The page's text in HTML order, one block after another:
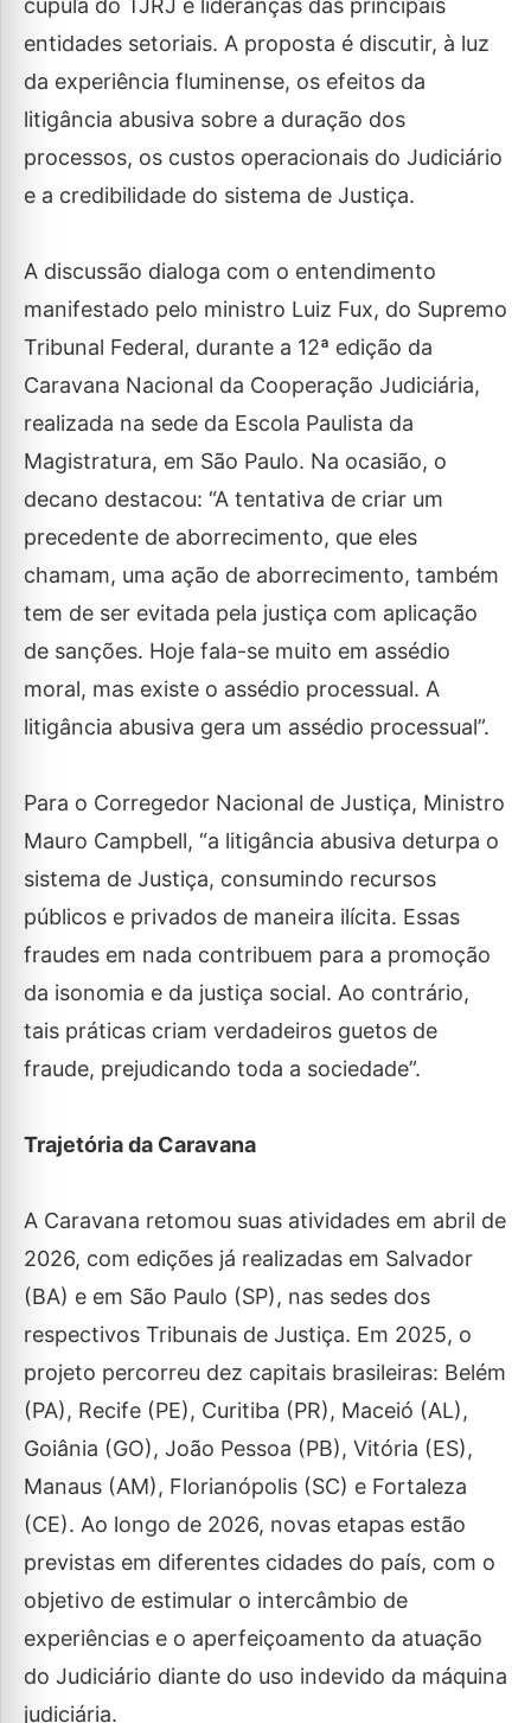
cúpula do TJRJ e lideranças das principais
entidades setoriais. A proposta é discutir, à luz
da experiência fluminense, os efeitos da
litigância abusiva sobre a duração dos
processos, os custos operacionais do Judiciário
e a credibilidade do sistema de Justiça.
A discussão dialoga com o entendimento
manifestado pelo ministro Luiz Fux, do Supremo
Tribunal Federal, durante a 12ª edição da
Caravana Nacional da Cooperação Judiciária,
realizada na sede da Escola Paulista da
Magistratura, em São Paulo. Na ocasião, o
decano destacou: “A tentativa de criar um
precedente de aborrecimento, que eles
chamam, uma ação de aborrecimento, também
tem de ser evitada pela justiça com aplicação
de sanções. Hoje fala-se muito em assédio
moral, mas existe o assédio processual. A
litigância abusiva gera um assédio processual”.
Para o Corregedor Nacional de Justiça, Ministro
Mauro Campbell, “a litigância abusiva deturpa o
sistema de Justiça, consumindo recursos
públicos e privados de maneira ilícita. Essas
fraudes em nada contribuem para a promoção
da isonomia e da justiça social. Ao contrário,
tais práticas criam verdadeiros guetos de
fraude, prejudicando toda a sociedade”.
Trajetória da Caravana
A Caravana retomou suas atividades em abril de
2026, com edições já realizadas em Salvador
(BA) e em São Paulo (SP), nas sedes dos
respectivos Tribunais de Justiça. Em 2025, o
projeto percorreu dez capitais brasileiras: Belém
(PA), Recife (PE), Curitiba (PR), Maceió (AL),
Goiânia (GO), João Pessoa (PB), Vitória (ES),
Manaus (AM), Florianópolis (SC) e Fortaleza
(CE). Ao longo de 2026, novas etapas estão
previstas em diferentes cidades do país, com o
objetivo de estimular o intercâmbio de
experiências e o aperfeiçoamento da atuação
do Judiciário diante do uso indevido da máquina
judiciária.